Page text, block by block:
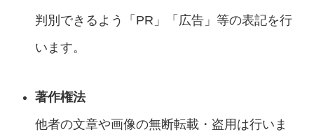
判別できるよう「PR」「広告」等の表記を行
います。
著作権法
他者の文章や画像の無断転載・盗用は行いま